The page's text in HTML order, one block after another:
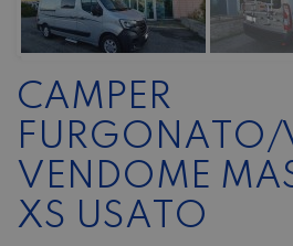
CAMPER
FURGONATO/
VENDOME
XS USATO